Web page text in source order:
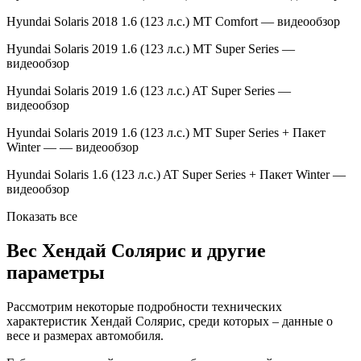
Hyundai Solaris 2018 1.6 (123 л.с.) MT Comfort — видеообзор
Hyundai Solaris 2019 1.6 (123 л.с.) МТ Super Series —
видеообзор
Hyundai Solaris 2019 1.6 (123 л.с.) AT Super Series —
видеообзор
Hyundai Solaris 2019 1.6 (123 л.с.) MT Super Series + Пакет
Winter — — видеообзор
Hyundai Solaris 1.6 (123 л.с.) AT Super Series + Пакет Winter —
видеообзор
Показать все
Вес Хендай Солярис и другие
параметры
Рассмотрим некоторые подробности технических
характеристик Хендай Солярис, среди которых – данные о
весе и размерах автомобиля.